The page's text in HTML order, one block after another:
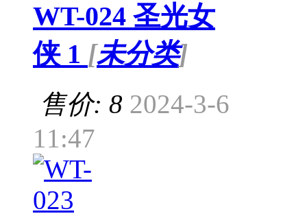
WT-024 圣光女
侠 1 [未分类]
售价: 8 2024-3-6
11:47